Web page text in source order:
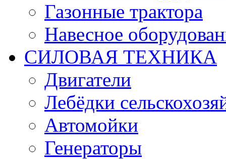
Газонные трактора
Навесное
СИЛОВАЯ ТЕХНИКА
Двигатели
Лебёдки
Автомойки
Генераторы